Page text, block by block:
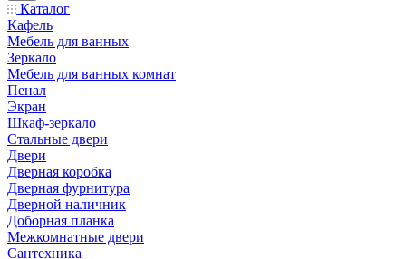
Каталог
Кафель
Мебель для ванных
Зеркало
Мебель для ванных комнат
Пенал
Экран
Шкаф-зеркало
Стальные двери
Двери
Дверная коробка
Дверная фурнитура
Дверной наличник
Доборная планка
Межкомнатные двери
Сантехника